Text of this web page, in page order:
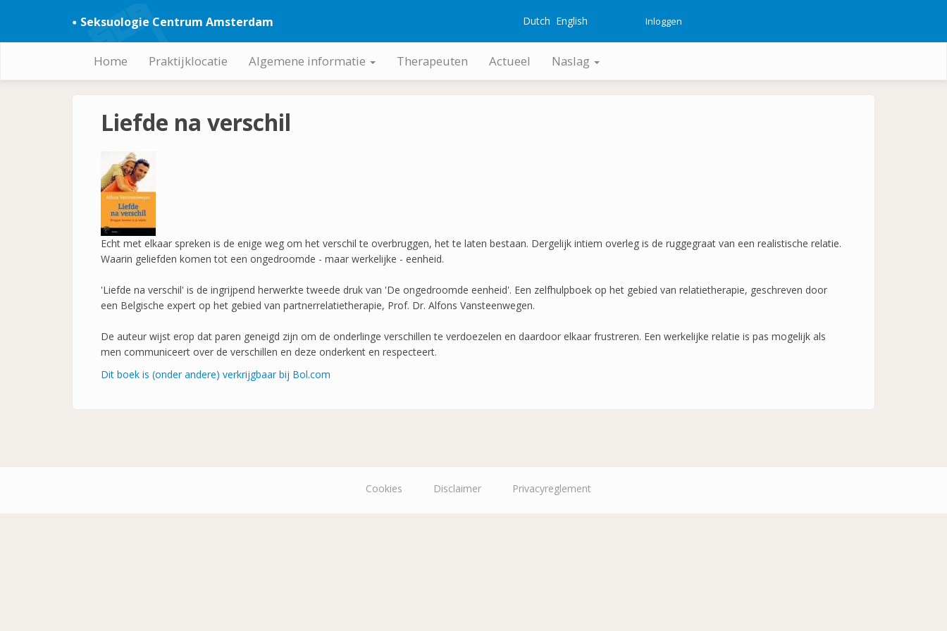
Seksuologie Centrum Amsterdam Dutch English Gebruikersmenu
Inloggen
Hoofdnavigatie
Home Praktijklocatie Algemene informatie Therapeuten Actueel Naslag
Liefde na verschil
Echt met elkaar spreken is de enige weg om het verschil te overbruggen, het te laten bestaan. Dergelijk intiem overleg is de ruggegraat van een realistische relatie.
Waarin geliefden komen tot een ongedroomde - maar werkelijke - eenheid.
'Liefde na verschil' is de ingrijpend herwerkte tweede druk van 'De ongedroomde eenheid'. Een zelfhulpboek op het gebied van relatietherapie, geschreven door
een Belgische expert op het gebied van partnerrelatietherapie, Prof. Dr. Alfons Vansteenwegen.
De auteur wijst erop dat paren geneigd zijn om de onderlinge verschillen te verdoezelen en daardoor elkaar frustreren. Een werkelijke relatie is pas mogelijk als
men communiceert over de verschillen en deze onderkent en respecteert.
Dit boek is (onder andere) verkrijgbaar bij Bol.com
Cookies Disclaimer Privacyreglement